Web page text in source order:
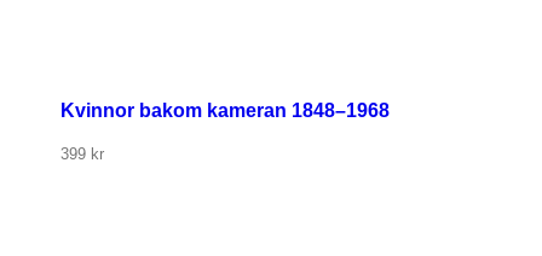
Kvinnor bakom kameran 1848–1968
399 kr